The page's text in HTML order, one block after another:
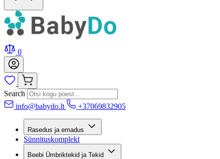
0
Search
info@babydo.lt
+37069832905
Rasedus ja emadus
Sünnituskomplekt
Beebi Ümbriktekid ja Tekid